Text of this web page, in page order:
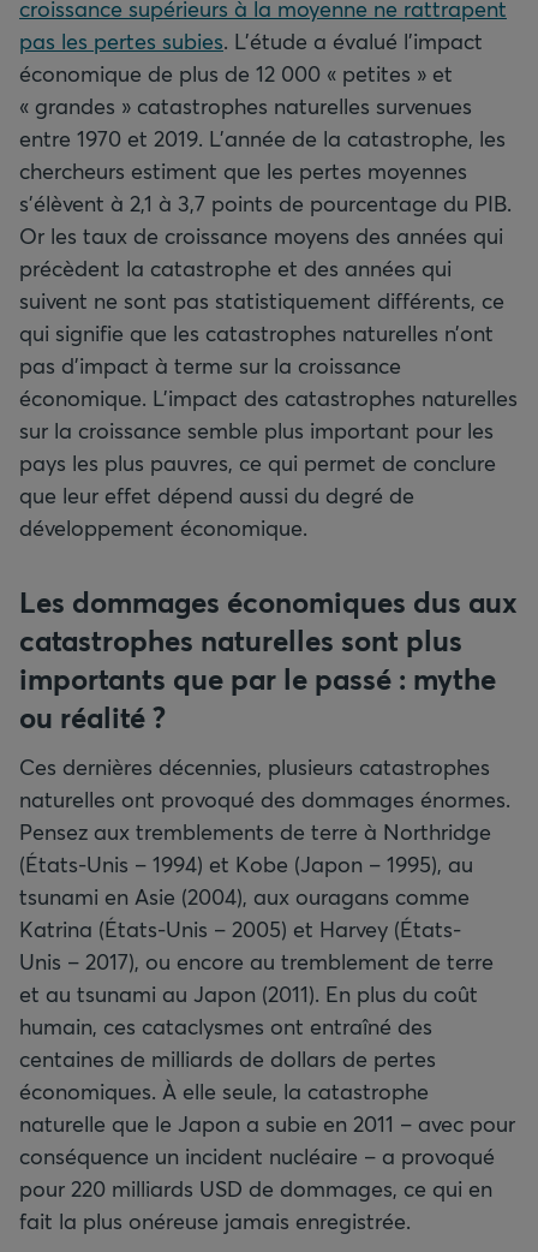
croissance supérieurs à la moyenne ne rattrapent
pas les pertes subies. L’étude a évalué l’impact
économique de plus de 12 000 « petites » et
« grandes » catastrophes naturelles survenues
entre 1970 et 2019. L’année de la catastrophe, les
chercheurs estiment que les pertes moyennes
s’élèvent à 2,1 à 3,7 points de pourcentage du PIB.
Or les taux de croissance moyens des années qui
précèdent la catastrophe et des années qui
suivent ne sont pas statistiquement différents, ce
qui signifie que les catastrophes naturelles n’ont
pas d’impact à terme sur la croissance
économique. L’impact des catastrophes naturelles
sur la croissance semble plus important pour les
pays les plus pauvres, ce qui permet de conclure
que leur effet dépend aussi du degré de
développement économique.
Les dommages économiques dus aux
catastrophes naturelles sont plus
importants que par le passé : mythe
ou réalité?
Ces dernières décennies, plusieurs catastrophes
naturelles ont provoqué des dommages énormes.
Pensez aux tremblements de terre à Northridge
(États-Unis – 1994) et Kobe (Japon – 1995), au
tsunami en Asie (2004), aux ouragans comme
Katrina (États-Unis – 2005) et Harvey (États-
Unis – 2017), ou encore au tremblement de terre
et au tsunami au Japon (2011). En plus du coût
humain, ces cataclysmes ont entraîné des
centaines de milliards de dollars de pertes
économiques. À elle seule, la catastrophe
naturelle que le Japon a subie en 2011 – avec pour
conséquence un incident nucléaire – a provoqué
pour 220 milliards USD de dommages, ce qui en
fait la plus onéreuse jamais enregistrée.